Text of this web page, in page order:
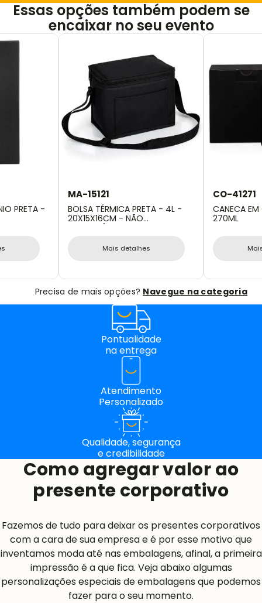
Essas opções também podem se
encaixar no seu evento
PRETA -
MA-15121
BOLSA TÉRMICA PRETA - 4L -
20X15X16CM - NÃO
IMPERMEÁVEL
Mais detalhes
CO-41271
CANECA
270ML
Precisa de mais opções? Navegue na categoria
Pontualidade
na entrega
Atendimento
Personalizado
Qualidade, segurança
e credibilidade
Como agregar valor ao
presente corporativo
Fazemos de tudo para deixar os presentes corporativos
com a cara de sua empresa e é por esse motivo que
inventamos moda até nas embalagens, afinal, a primeira
impressão é a que fica. Veja abaixo algumas
personalizações especiais de embalagens que podemos
fazer para o seu momento.